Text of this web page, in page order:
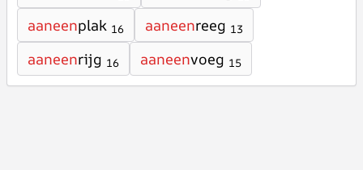
aaneenplak 16 aaneenreeg 13
aaneenrijg 16 aaneenvoeg 15